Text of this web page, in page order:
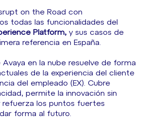
on the Road con
todas las funcionalidades del
Platform, y sus casos de
referencia en España.
Avaya en la nube resuelve de forma
de la experiencia del cliente
del empleado (EX). Cubre
permite la innovación sin
refuerza los puntos fuertes
forma al futuro.